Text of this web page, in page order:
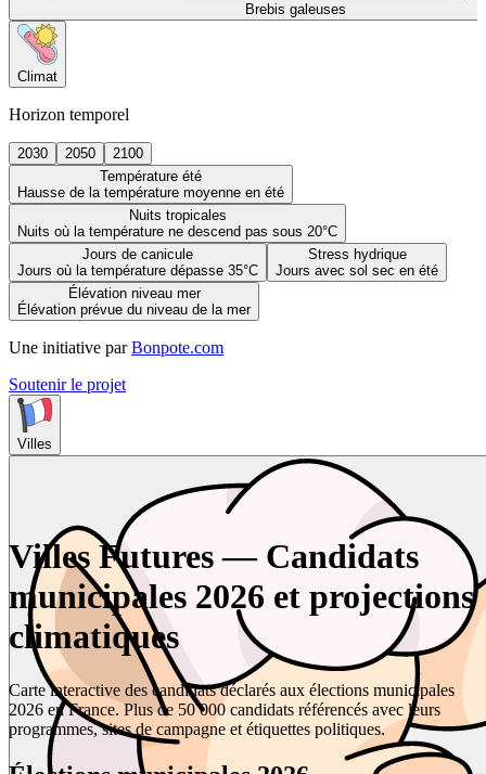
Brebis galeuses
Climat
Horizon temporel
2030 2050
2100
Température été
Hausse de la température moyenne en été
Nuits tropicales
Nuits où la température ne descend pas sous 20°C
Jours de canicule
Jours où la température dépasse 35°C
Stress hydrique
Jours avec sol sec en été
Élévation niveau mer
Élévation prévue du niveau de la mer
Une initiative par Bonpote.com
Soutenir le projet
Villes
Villes Futures — Candidats
municipales 2026 et projections
climatiques
Carte interactive des candidats déclarés aux élections municipales
2026 en France. Plus de 50 000 candidats référencés avec leurs
programmes, sites de campagne et étiquettes politiques.